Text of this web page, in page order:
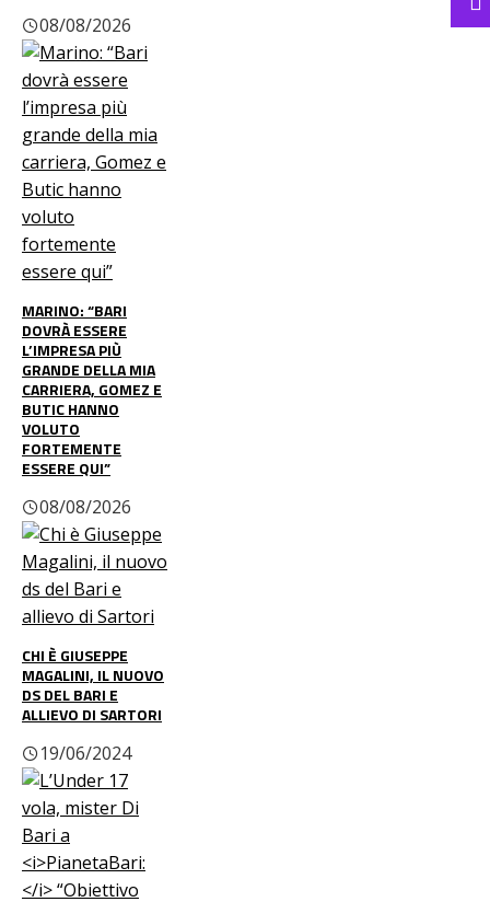
08/08/2026
MARINO: “BARI
DOVRÀ ESSERE
L’IMPRESA PIÙ
GRANDE DELLA MIA
CARRIERA, GOMEZ E
BUTIC HANNO
VOLUTO
FORTEMENTE
ESSERE QUI”
08/08/2026
CHI È GIUSEPPE
MAGALINI, IL NUOVO
DS DEL BARI E
ALLIEVO DI SARTORI
19/06/2024